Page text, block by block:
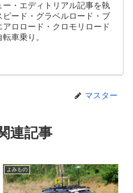
ー・エディトリアル記事を執
ピード・グラベルロード・ブ
アロロード・クロモリロード
車乗り。
マスター
連記事
よみもの